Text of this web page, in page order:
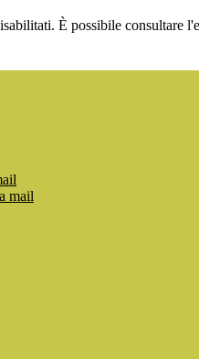
È possibile consultare
mail